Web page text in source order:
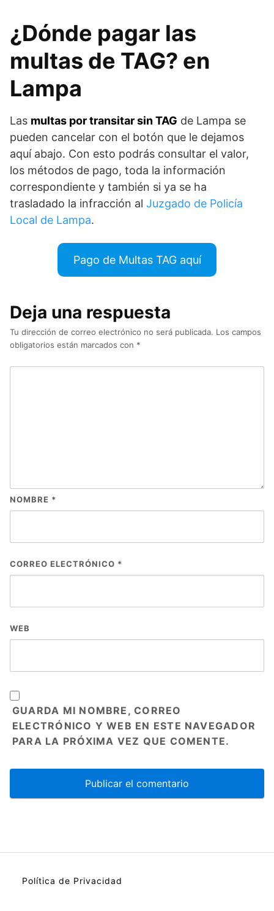
¿Dónde pagar las
multas de TAG? en
Lampa
Las multas por transitar sin TAG de Lampa se
pueden cancelar con el botón que le dejamos
aquí abajo. Con esto podrás consultar el valor,
los métodos de pago, toda la información
correspondiente y también si ya se ha
trasladado la infracción al Juzgado de Policía
Local de Lampa.
Pago de Multas TAG aquí
Deja una respuesta
Tu dirección de correo electrónico no será publicada. Los campos
obligatorios están marcados con *
NOMBRE *
CORREO ELECTRÓNICO *
WEB
GUARDA MI NOMBRE, CORREO
ELECTRÓNICO Y WEB EN ESTE NAVEGADOR
PARA LA PRÓXIMA VEZ QUE COMENTE.
Política de Privacidad